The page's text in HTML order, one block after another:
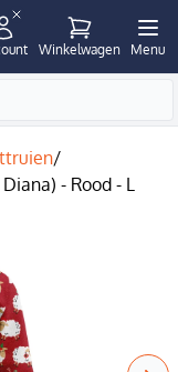
Winkelwagen Menu
/
- Rood - L